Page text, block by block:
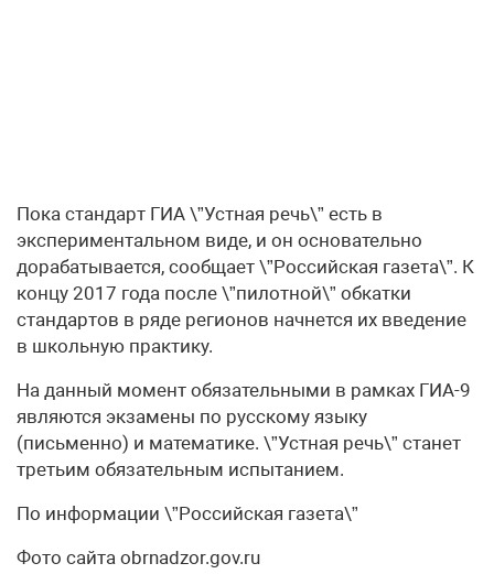
Пока стандарт ГИА \”Устная речь\” есть в
экспериментальном виде, и он основательно
дорабатывается, сообщает \”Российская газета\”. К
концу 2017 года после \”пилотной\” обкатки
стандартов в ряде регионов начнется их введение
в школьную практику.
На данный момент обязательными в рамках ГИА-9
являются экзамены по русскому языку
(письменно) и математике. \”Устная речь\” станет
третьим обязательным испытанием.
По информации \”Российская газета\”
Фото сайта obrnadzor.gov.ru